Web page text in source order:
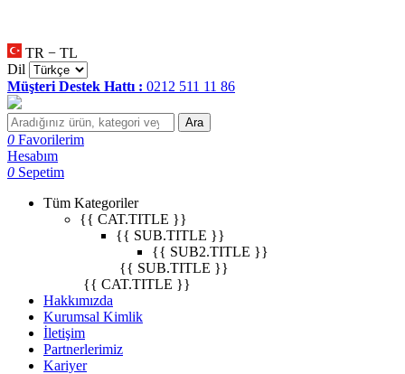
TR − TL
Dil
Müşteri Destek Hattı : 0212 511 11 86
Ara
0 Favorilerim
Hesabım
0 Sepetim
Tüm Kategoriler
{{ CAT.TITLE }}
{{ SUB.TITLE }}
{{ SUB2.TITLE }}
{{ SUB.TITLE }}
{{ CAT.TITLE }}
Hakkımızda
Kurumsal Kimlik
İletişim
Partnerlerimiz
Kariyer